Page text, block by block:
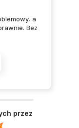
a
Bez
przez